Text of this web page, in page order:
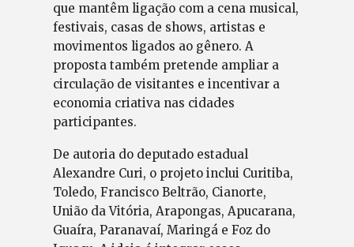
que mantêm ligação com a cena musical,
festivais, casas de shows, artistas e
movimentos ligados ao gênero. A
proposta também pretende ampliar a
circulação de visitantes e incentivar a
economia criativa nas cidades
participantes.
De autoria do deputado estadual
Alexandre Curi, o projeto inclui Curitiba,
Toledo, Francisco Beltrão, Cianorte,
União da Vitória, Arapongas, Apucarana,
Guaíra, Paranavaí, Maringá e Foz do